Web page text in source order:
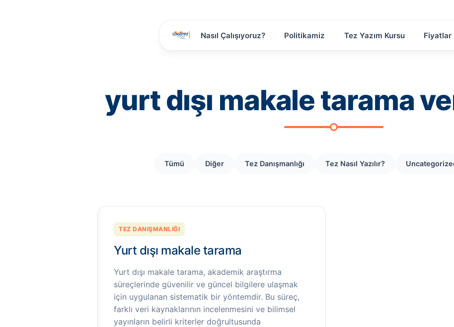
Nasıl Çalışıyoruz? Politikamiz Tez Yazım Kursu Fiyatlar
yurt dışı makale tarama
Tümü Diğer Tez Danışmanlığı Tez Nasıl Yazılır?
TEZ DANIŞMANLIĞI
Yurt dışı makale tarama
Yurt dışı makale tarama, akademik araştırma
süreçlerinde güvenilir ve güncel bilgilere ulaşmak
için uygulanan sistematik bir yöntemdir. Bu süreç,
farklı veri kaynaklarının incelenmesini ve bilimsel
yayınların belirli kriterler doğrultusunda